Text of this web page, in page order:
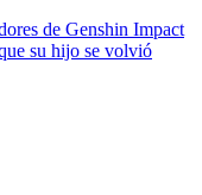
de Genshin Impact
su hijo se volvió